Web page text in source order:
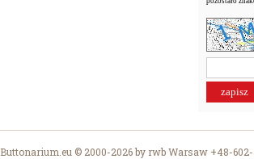
Buttonarium.eu © 2000-2026 by rwb Warsaw +48-602-